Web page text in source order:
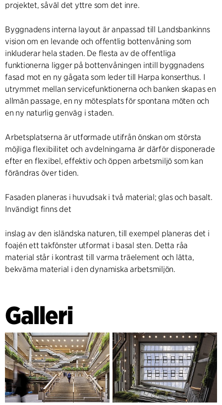
projektet, såväl det yttre som det inre.
Byggnadens interna layout är anpassad till Landsbankinns
vision om en levande och offentlig bottenvåning som
inkluderar hela staden. De flesta av de offentliga
funktionerna ligger på bottenvåningen intill byggnadens
fasad mot en ny gågata som leder till Harpa konserthus. I
utrymmet mellan servicefunktionerna och banken skapas en
allmän passage, en ny mötesplats för spontana möten och
en ny naturlig genväg i staden.
Arbetsplatserna är utformade utifrån önskan om största
möjliga flexibilitet och avdelningarna är därför disponerade
efter en flexibel, effektiv och öppen arbetsmiljö som kan
förändras över tiden.
Fasaden planeras i huvudsak i två material; glas och basalt.
Invändigt finns det
inslag av den isländska naturen, till exempel planeras det i
foajén ett takfönster utformat i basal sten. Detta råa
material står i kontrast till varma träelement och lätta,
bekväma material i den dynamiska arbetsmiljön.
Galleri